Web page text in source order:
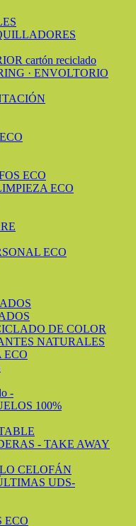
cartón reciclado
· ENVOLTORIO
ECO
ECO
ECO
DE COLOR
NATURALES
ECO
-
100%
- TAKE AWAY
CELOFÁN
UDS-
ECO